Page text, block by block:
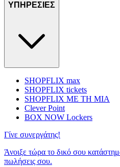
ΥΠΗΡΕΣΙΕΣ
SHOPFLIX max
SHOPFLIX tickets
SHOPFLIX ΜΕ ΤΗ ΜΙΑ
Clever Point
BOX NOW Lockers
Γίνε συνεργάτης!
Άνοιξε τώρα το δικό σου
πωλήσεις σου.